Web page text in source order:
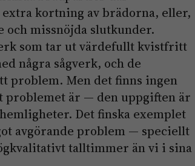
kortning av brädorna, eller,
missnöjda slutkunder.
som tar ut värdefullt kvistfritt
några sågverk, och de
problem. Men det finns ingen
är — den uppgiften är
Det finska exemplet
avgörande problem — speciellt
talltimmer än vi i sina